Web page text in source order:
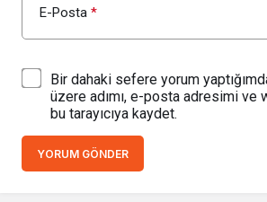
E-Posta *
Bir dahaki sefere yorum
üzere adımı, e-posta adresimi
bu tarayıcıya kaydet.
YORUM GÖNDER